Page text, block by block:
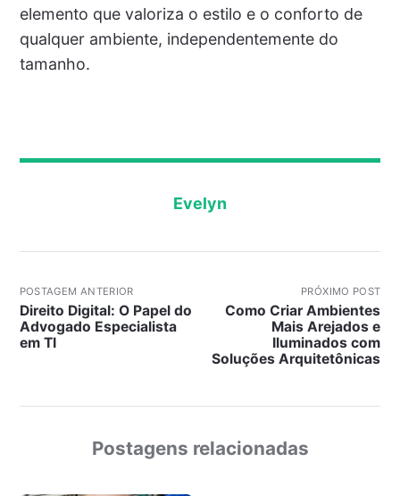
elemento que valoriza o estilo e o conforto de
qualquer ambiente, independentemente do
tamanho.
Evelyn
POSTAGEM ANTERIOR
Direito Digital: O Papel do
Advogado Especialista
em TI
PRÓXIMO POST
Como Criar Ambientes
Mais Arejados e
Iluminados com
Soluções Arquitetônicas
Postagens relacionadas